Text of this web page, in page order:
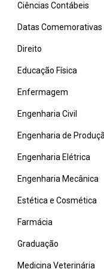
Ciências Contábeis
Datas Comemorativas
Direito
Educação Física
Enfermagem
Engenharia Civil
Engenharia de
Engenharia Elétrica
Engenharia Mecânica
Estética e Cosmética
Farmácia
Graduação
Medicina Veterinária